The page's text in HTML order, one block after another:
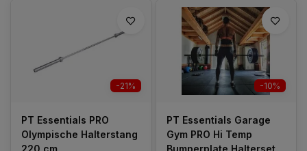
-21%
PT Essentials PRO
Olympische Halterstang
220 cm
-10%
PT Essentials Garage
Gym PRO Hi Temp
Bumperplate Halterset